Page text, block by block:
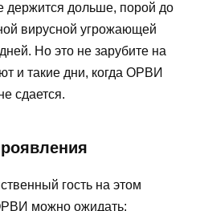
держится дольше, порой до
вирусной угрожающей
Но это не зарубите на
и такие дни, когда ОРВИ
сдается.
гость на этом
можно ожидать: